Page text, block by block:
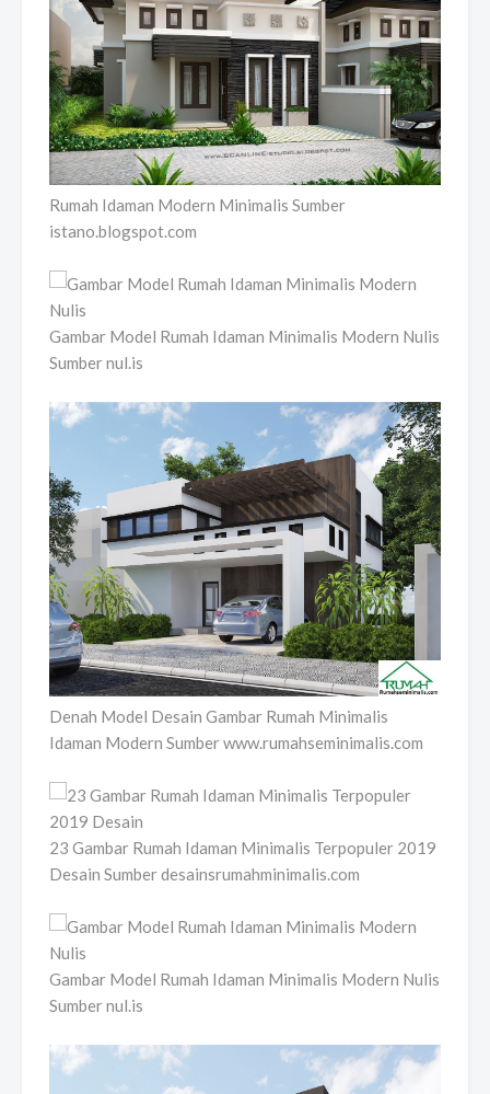
Rumah Idaman Modern Minimalis Sumber
istano.blogspot.com
Gambar Model Rumah Idaman Minimalis Modern Nulis
Sumber nul.is
Denah Model Desain Gambar Rumah Minimalis
Idaman Modern Sumber www.rumahseminimalis.com
23 Gambar Rumah Idaman Minimalis Terpopuler 2019
Desain Sumber desainsrumahminimalis.com
Gambar Model Rumah Idaman Minimalis Modern Nulis
Sumber nul.is